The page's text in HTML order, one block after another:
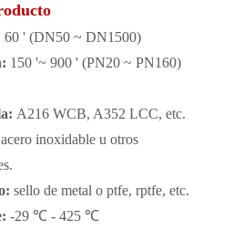
60 ' (DN50 ~ DN1500)
150 '~ 900 ' (PN20 ~ PN160)
A216 WCB, A352 LCC, etc.
acero inoxidable u otros
sello de metal o ptfe, rptfe, etc.
-29 ℃ - 425 ℃